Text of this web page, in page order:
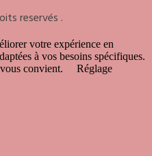
reservés .
votre expérience en
à vos besoins spécifiques.
convient.
Réglage